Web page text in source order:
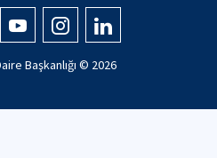
Başkanlığı © 2026